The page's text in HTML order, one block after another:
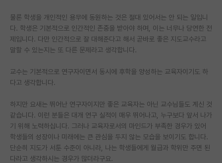
임용 정보 게시판
학부 인턴 게시판
취업 게시판
PI 전용 게시판
인문사회 계열 게시판
특수/전문대학원 게시판
물론 학생을 개인적인 용무에 동원하는 것은 절대 있어서는 안 되는 일입니
다. 학생은 기본적으로 인간적인 존중을 받아야 하며, 이는 너무나 당연한 전
제입니다. 다만 인간적으로 잘 대해준다고 해서 곧바로 좋은 지도교수라고
말할 수 있는지는 또 다른 문제라고 생각합니다.
교수는 기본적으로 연구자이면서 동시에 후학을 양성하는 교육자이기도 하
다고 생각합니다.
하지만 요새는 뛰어난 연구자이지만 좋은 교육자는 아닌 교수님들도 계신 것
같습니다. 이런 분들은 대개 연구 실적이 매우 뛰어나고, 누구보다 앞서 나가
기 위해 노력하십니다. 그러나 교육자로서의 마인드가 부족한 경우가 있어
학생들의 성장이나 미래에는 큰 관심을 두지 않는 모습을 보이기도 합니다.
단순히 지도가 서툰 수준이 아니라, 나는 학생들에게 월급과 학위만 주면 된
다라고 생각하시는 경우가 많더라구요.